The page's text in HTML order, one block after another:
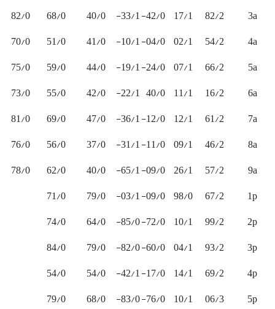
3a
82/2
17/1
42/0-
33/1-
40/0
68/0
82/0
4a
54/2
02/1
04/0-
10/1-
41/0
51/0
70/0
5a
66/2
07/1
24/0-
19/1-
44/0
59/0
75/0
6a
16/2
11/1
40/0
22/1-
42/0
55/0
73/0
7a
61/2
12/1
12/0-
36/1-
47/0
69/0
81/0
8a
46/2
09/1
11/0-
31/1-
37/0
56/0
76/0
9a
57/2
26/1
09/0-
65/1-
40/0
62/0
78/0
1p
67/2
98/0
09/0-
03/1-
79/0
71/0
2p
99/2
10/1
72/0-
85/0-
64/0
74/0
3p
93/2
04/1
60/0-
82/0-
79/0
84/0
4p
69/2
14/1
17/0-
42/1-
54/0
54/0
5p
06/3
10/1
76/0-
83/0-
68/0
79/0